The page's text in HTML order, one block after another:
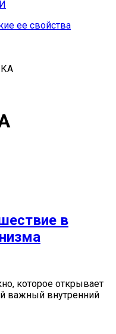
ее свойства
в
которое открывает
важный внутренний